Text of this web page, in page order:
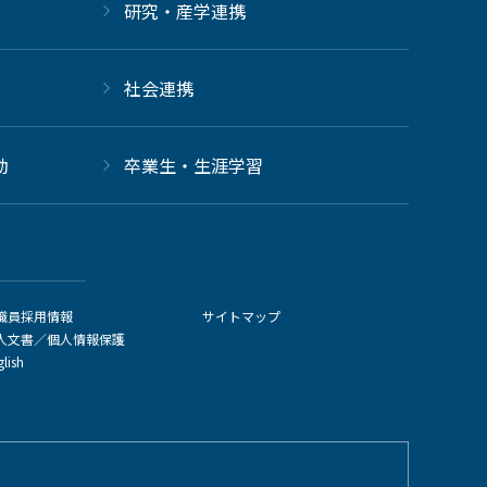
研究・産学連携
社会連携
卒業生・生涯学習
員採用情報
文書／個人情報保護
サイトマップ